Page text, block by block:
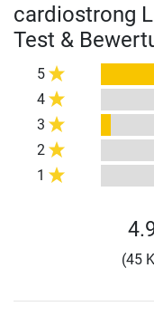
cardiostrong
Test &
5
4
3
2
1
(45